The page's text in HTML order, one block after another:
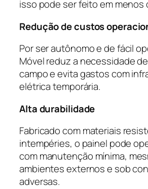
isso pode ser feito em menos
Redução de custos
Por ser autônomo e de fácil
Móvel reduz a necessidade
campo e evita gastos com
elétrica temporária.
Alta durabilidade
Fabricado com materiais
intempéries, o painel pode
com manutenção mínima,
ambientes externos e sob
adversas.